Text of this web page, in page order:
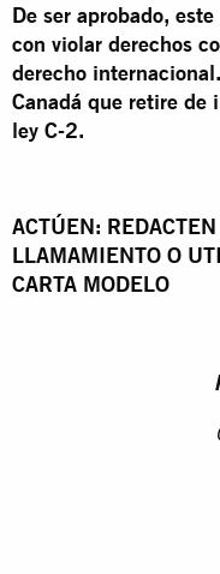
De ser aprobado,
con violar derechos
derecho internacional.
Canadá que retire de
ley C-2.
ACTÚEN:
LLAMAMIENTO O
CARTA MODELO